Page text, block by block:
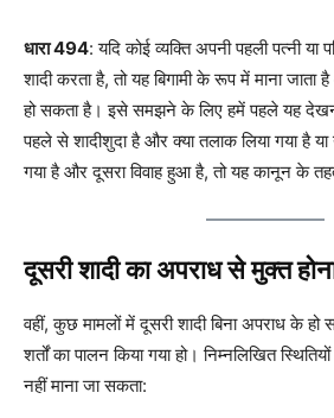
धारा 494: यदि कोई व्यक्ति अपनी पहली पत्नी या
शादी करता है, तो यह बिगामी के रूप में माना
हो सकता है। इसे समझने के लिए हमें पहले यह देखना
पहले से शादीशुदा है और क्या तलाक लिया गया है या
गया है और दूसरा विवाह हुआ है, तो यह कानून के
दूसरी शादी का अपराध से मुक्त
वहीं, कुछ मामलों में दूसरी शादी बिना अपराध के
शर्तों का पालन किया गया हो। निम्नलिखित
नहीं माना जा सकता: